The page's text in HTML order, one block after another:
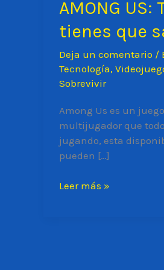
AMONG US:
tienes que
Deja un comentario /
Tecnología,
Sobrevivir
Among Us es un
multijugador que
jugando, esta
pueden […]
AMONG
Leer más »